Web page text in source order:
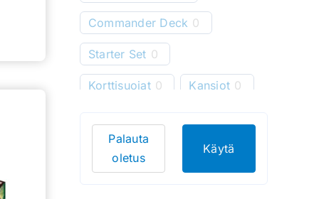
Commander Deck 0
Starter Set 0
Korttisuojat 0 Kansiot 0
Pelimatot 0 Käytä
Palauta
oletus